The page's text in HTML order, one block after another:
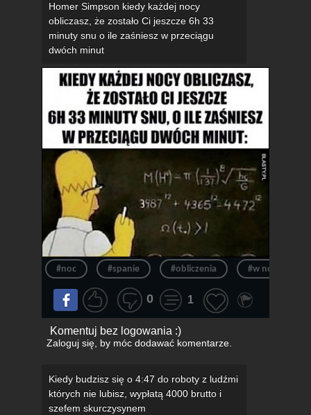
Homer Simpson kiedy każdej nocy
obliczasz, że zostało Ci jeszcze 6h 33
minuty snu o ile zaśniesz w przeciągu
dwóch minut
#noc #spanie #obliczenia #w nocy
0 1
Komentuj bez logowania :)
Zaloguj się, by móc dodawać komentarze.
Kiedy budzisz się o 4:47 do roboty z ludźmi
których nie lubisz, wypłatą 4000 brutto i
szefem skurczysynem